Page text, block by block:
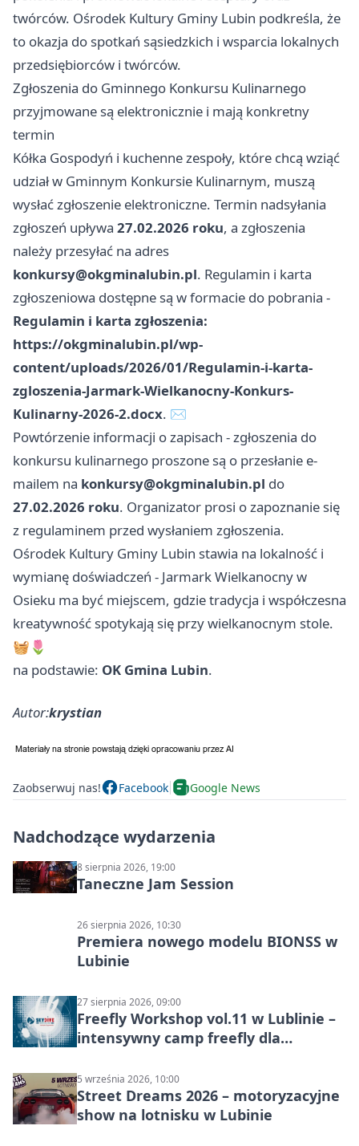
twórców. Ośrodek Kultury Gminy Lubin podkreśla, że
to okazja do spotkań sąsiedzkich i wsparcia lokalnych
przedsiębiorców i twórców.
Zgłoszenia do Gminnego Konkursu Kulinarnego
przyjmowane są elektronicznie i mają konkretny
termin
Kółka Gospodyń i kuchenne zespoły, które chcą wziąć
udział w Gminnym Konkursie Kulinarnym, muszą
wysłać zgłoszenie elektroniczne. Termin nadsyłania
zgłoszeń upływa 27.02.2026 roku, a zgłoszenia
należy przesyłać na adres
konkursy@okgminalubin.pl. Regulamin i karta
zgłoszeniowa dostępne są w formacie do pobrania -
Regulamin i karta zgłoszenia:
https://okgminalubin.pl/wp-
content/uploads/2026/01/Regulamin-i-karta-
zgloszenia-Jarmark-Wielkanocny-Konkurs-
Kulinarny-2026-2.docx. ✉️
Powtórzenie informacji o zapisach - zgłoszenia do
konkursu kulinarnego proszone są o przesłanie e-
mailem na konkursy@okgminalubin.pl do
27.02.2026 roku. Organizator prosi o zapoznanie się
z regulaminem przed wysłaniem zgłoszenia.
Ośrodek Kultury Gminy Lubin stawia na lokalność i
wymianę doświadczeń - Jarmark Wielkanocny w
Osieku ma być miejscem, gdzie tradycja i współczesna
kreatywność spotykają się przy wielkanocnym stole.
🧺🌷
na podstawie: OK Gmina Lubin.
Autor:krystian
Zaobserwuj nas! Facebook Google News
Nadchodzące wydarzenia
8 sierpnia 2026, 19:00
Taneczne Jam Session
26 sierpnia 2026, 10:30
Premiera nowego modelu BIONSS w
Lubinie
27 sierpnia 2026, 09:00
Freefly Workshop vol.11 w Lublinie –
intensywny camp freefly dla
5 września 2026, 10:00
Street Dreams 2026 – motoryzacyjne
show na lotnisku w Lubinie